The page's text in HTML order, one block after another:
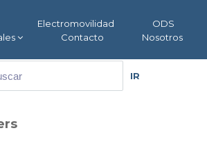
Electromovilidad
ODS
Contacto
Nosotros
IR